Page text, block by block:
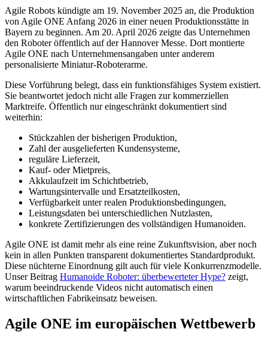
Agile Robots kündigte am 19. November 2025 an, die Produktion
von Agile ONE Anfang 2026 in einer neuen Produktionsstätte in
Bayern zu beginnen. Am 20. April 2026 zeigte das Unternehmen
den Roboter öffentlich auf der Hannover Messe. Dort montierte
Agile ONE nach Unternehmensangaben unter anderem
personalisierte Miniatur-Roboterarme.
Diese Vorführung belegt, dass ein funktionsfähiges System existiert.
Sie beantwortet jedoch nicht alle Fragen zur kommerziellen
Marktreife. Öffentlich nur eingeschränkt dokumentiert sind
weiterhin:
Stückzahlen der bisherigen Produktion,
Zahl der ausgelieferten Kundensysteme,
reguläre Lieferzeit,
Kauf- oder Mietpreis,
Akkulaufzeit im Schichtbetrieb,
Wartungsintervalle und Ersatzteilkosten,
Verfügbarkeit unter realen Produktionsbedingungen,
Leistungsdaten bei unterschiedlichen Nutzlasten,
konkrete Zertifizierungen des vollständigen Humanoiden.
Agile ONE ist damit mehr als eine reine Zukunftsvision, aber noch
kein in allen Punkten transparent dokumentiertes Standardprodukt.
Diese nüchterne Einordnung gilt auch für viele Konkurrenzmodelle.
Unser Beitrag Humanoide Roboter: überbewerteter Hype? zeigt,
warum beeindruckende Videos nicht automatisch einen
wirtschaftlichen Fabrikeinsatz beweisen.
Agile ONE im europäischen Wettbewerb